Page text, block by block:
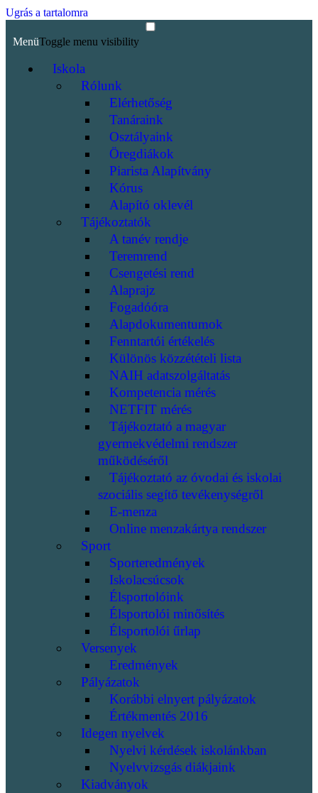
Ugrás a tartalomra
MenüToggle menu visibility
Iskola
Rólunk
Elérhetőség
Tanáraink
Osztályaink
Öregdiákok
Piarista Alapítvány
Kórus
Alapító oklevél
Tájékoztatók
A tanév rendje
Teremrend
Csengetési rend
Alaprajz
Fogadóóra
Alapdokumentumok
Fenntartói értékelés
Különös közzétételi lista
NAIH adatszolgáltatás
Kompetencia mérés
NETFIT mérés
Tájékoztató a magyar
gyermekvédelmi rendszer
működéséről
Tájékoztató az óvodai és iskolai
szociális segítő tevékenységről
E-menza
Online menzakártya rendszer
Sport
Sporteredmények
Iskolacsúcsok
Élsportolóink
Élsportolói minősítés
Élsportolói űrlap
Versenyek
Eredmények
Pályázatok
Korábbi elnyert pályázatok
Értékmentés 2016
Idegen nyelvek
Nyelvi kérdések iskolánkban
Nyelvvizsgás diákjaink
Kiadványok